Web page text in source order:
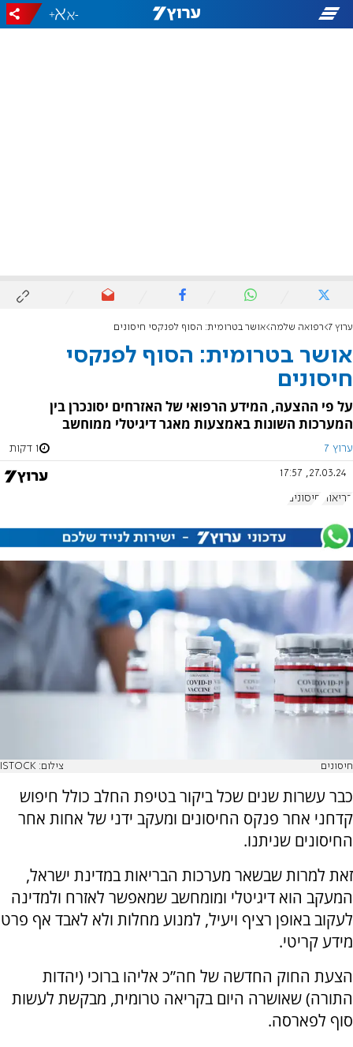
-
+
ערוץ 7 רפואה שלמה אושר בטרומית: הסוף לפנקסי חיסונים
אושר בטרומית: הסוף לפנקסי
חיסונים
על פי ההצעה, המידע הרפואי של האזרחים יסונכרן בין
המערכות השונות באמצעות מאגר דיגיטלי ממוחשב
ערוץ 7 1 דקות
27.03.24, 17:57
בריאות חיסונים
חיסונים צילום: ISTOCK
כבר עשרות שנים שכל ביקור בטיפת החלב כולל חיפוש
קדחני אחר פנקס החיסונים ומעקב ידני של אחות אחר
החיסונים שניתנו.
זאת למרות שבשאר מערכות הבריאות במדינת ישראל,
המעקב הוא דיגיטלי ומומחשב שמאפשר לאזרח ולמדינה
לעקוב באופן רציף ויעיל, למנוע מחלות ולא לאבד אף פרט
מידע קריטי.
הצעת החוק החדשה של חה”כ אליהו ברוכי (יהדות
התורה) שאושרה היום בקריאה טרומית, מבקשת לעשות
סוף לפארסה.